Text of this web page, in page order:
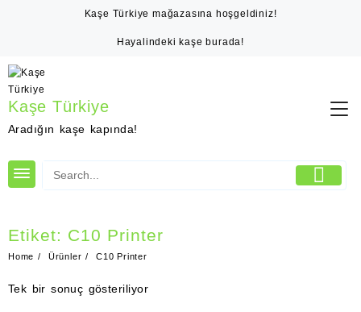
Kaşe Türkiye mağazasına hoşgeldiniz!
Hayalindeki kaşe burada!
Kaşe Türkiye
Aradığın kaşe kapında!
Etiket: C10 Printer
Home Ürünler C10 Printer
Tek bir sonuç gösteriliyor